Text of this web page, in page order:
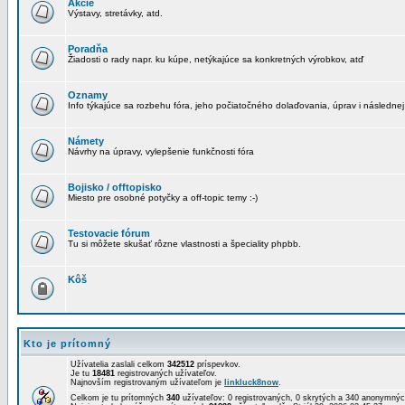
Akcie
Výstavy, stretávky, atd.
Poradňa
Žiadosti o rady napr. ku kúpe, netýkajúce sa konkretných výrobkov, atď
Oznamy
Info týkajúce sa rozbehu fóra, jeho počiatočného dolaďovania, úprav i následnej
Námety
Návrhy na úpravy, vylepšenie funkčnosti fóra
Bojisko / offtopisko
Miesto pre osobné potyčky a off-topic temy :-)
Testovacie fórum
Tu si môžete skušať rôzne vlastnosti a špeciality phpbb.
Kôš
Kto je prítomný
Užívatelia zaslali celkom 342512 príspevkov.
Je tu 18481 registrovaných užívateľov.
Najnovším registrovaným užívateľom je linkluck8now.
Celkom je tu prítomných 340 užívateľov: 0 registrovaných, 0 skrytých a 340